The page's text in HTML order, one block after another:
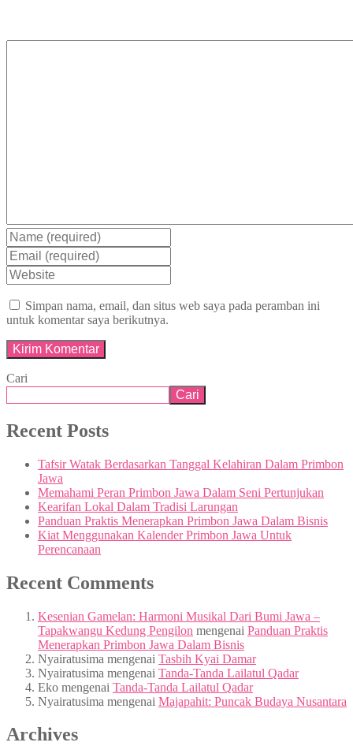
Simpan nama, email, dan situs web saya pada peramban ini
untuk komentar saya berikutnya.
Cari
Cari
Recent Posts
Tafsir Watak Berdasarkan Tanggal Kelahiran Dalam Primbon
Jawa
Memahami Peran Primbon Jawa Dalam Seni Pertunjukan
Kearifan Lokal Dalam Tradisi Larungan
Panduan Praktis Menerapkan Primbon Jawa Dalam Bisnis
Kiat Menggunakan Kalender Primbon Jawa Untuk
Perencanaan
Recent Comments
Kesenian Gamelan: Harmoni Musikal Dari Bumi Jawa –
Tapakwangu Kedung Pengilon mengenai Panduan Praktis
Menerapkan Primbon Jawa Dalam Bisnis
Nyairatusima mengenai Tasbih Kyai Damar
Nyairatusima mengenai Tanda-Tanda Lailatul Qadar
Eko mengenai Tanda-Tanda Lailatul Qadar
Nyairatusima mengenai Majapahit: Puncak Budaya Nusantara
Archives